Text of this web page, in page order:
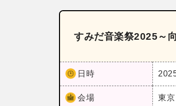
すみだ音楽祭2025～
日時
会場 東京